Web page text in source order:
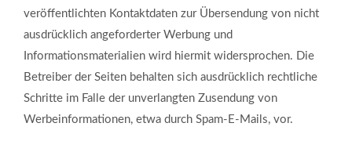
veröffentlichten Kontaktdaten zur Übersendung von nicht
ausdrücklich angeforderter Werbung und
Informationsmaterialien wird hiermit widersprochen. Die
Betreiber der Seiten behalten sich ausdrücklich rechtliche
Schritte im Falle der unverlangten Zusendung von
Werbeinformationen, etwa durch Spam-E-Mails, vor.